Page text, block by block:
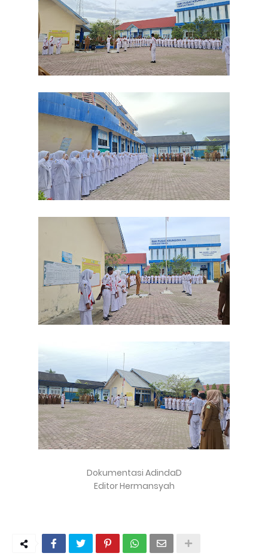
Dokumentasi AdindaD
Editor Hermansyah